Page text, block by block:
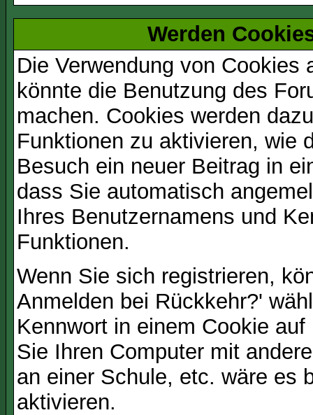
Werden
Die Verwendung von
könnte die Benutzung des
machen. Cookies werden
Funktionen zu aktivieren, wie
Besuch ein neuer Beitrag in
dass Sie automatisch
Ihres Benutzernamens und
Funktionen.
Wenn Sie sich registrieren,
Anmelden bei Rückkehr?'
Kennwort in einem Cookie
Sie Ihren Computer mit
an einer Schule, etc. wäre es
aktivieren.